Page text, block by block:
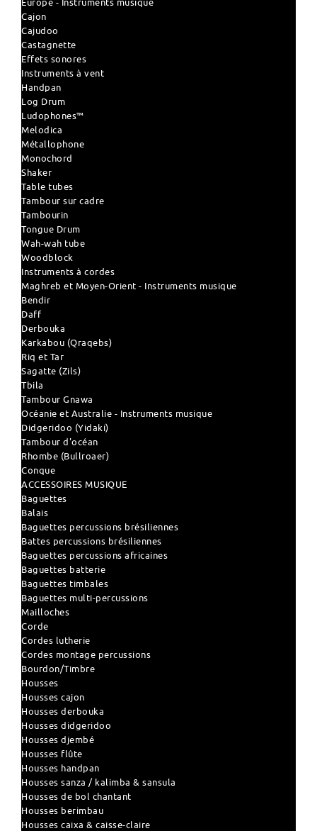
Cajon
Cajudoo
Castagnette
Effets sonores
Instruments à vent
Handpan
Log Drum
Ludophones™
Melodica
Métallophone
Monochord
Shaker
Table tubes
Tambour sur cadre
Tambourin
Tongue Drum
Wah-wah tube
Woodblock
Instruments à cordes
Maghreb et Moyen-Orient - Instruments musique
Bendir
Daff
Derbouka
Karkabou (Qraqebs)
Riq et Tar
Sagatte (Zils)
Tbila
Tambour Gnawa
Océanie et Australie - Instruments musique
Didgeridoo (Yidaki)
Tambour d'océan
Rhombe (Bullroaer)
Conque
ACCESSOIRES MUSIQUE
Baguettes
Balais
Baguettes percussions brésiliennes
Battes percussions brésiliennes
Baguettes percussions africaines
Baguettes batterie
Baguettes timbales
Baguettes multi-percussions
Mailloches
Corde
Cordes lutherie
Cordes montage percussions
Bourdon/Timbre
Housses
Housses cajon
Housses derbouka
Housses didgeridoo
Housses djembé
Housses flûte
Housses handpan
Housses sanza / kalimba & sansula
Housses de bol chantant
Housses berimbau
Housses caixa & caisse-claire